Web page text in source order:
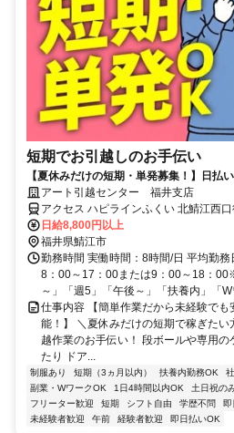
短期でお引越しのお手伝い
【夏休みだけの短期・単発募集！】日払
イトが初めてでも大歓迎！
アート引越センター 福井支店
アクセス ハピラインふくい 北鯖江西
神明（福井県）徒歩約15分、福井鉄道
駅より徒歩13分、神明駅より車で6分
日給8,800円以上
福井県鯖江市
勤務時間 実働時間：8時間/日 平均勤
8：00～17：00または9：00～18：
～」「週5」「午後～」「扶養内」「
仕事内容 【簡単作業だから未経験で
能！】 ＼夏休みだけの短期で稼ぎたい
越作業のお手伝い！ 段ボールや専用
たり ドア...
制服あり 短期（3ヵ月以内） 扶養内勤務OK
副業・WワークOK
1日4時間以内OK 土日祝の
フリーター歓迎
短期 シフト自由 学歴不問
未経験者歓迎
午前 経験者歓迎 即日払いOK